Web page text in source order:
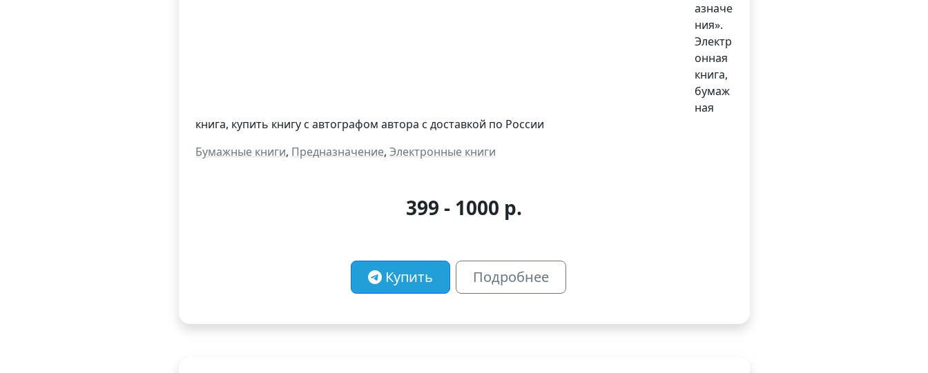
азначе
ния».
Электр
онная
книга,
бумаж
ная
книга, купить книгу с автографом автора c доставкой по России
Бумажные книги, Предназначение, Электронные книги
399 - 1000 р.
Купить Подробнее